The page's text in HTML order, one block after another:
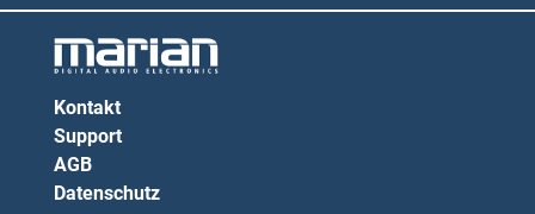
Kontakt
Support
AGB
Datenschutz